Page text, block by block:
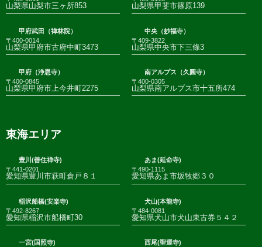
山梨県山梨市三ヶ所853 山梨県甲斐市篠原139
甲府武田（禅林院）
〒400-0014
山梨県甲府市古府中町3473
中央（妙福寺）
〒409-3822
山梨県中央市下三條3
甲府（浄恩寺）
〒400-0845
山梨県甲府市上今井町2275
南アルプス（久圓寺）
〒400-0305
山梨県南アルプス市十五所474
東海エリア
豊川(善住禅寺)
〒441-0201
愛知県豊川市萩町倉戸８１
あま(延命寺)
〒490-1115
愛知県あま市坂牧郷３０
稲沢船橋(安楽寺)
〒492-8267
愛知県稲沢市船橋町30
犬山(本龍寺)
〒484-0081
愛知県犬山市犬山東古券５４２
一宮(国照寺)
西尾(聖運寺)